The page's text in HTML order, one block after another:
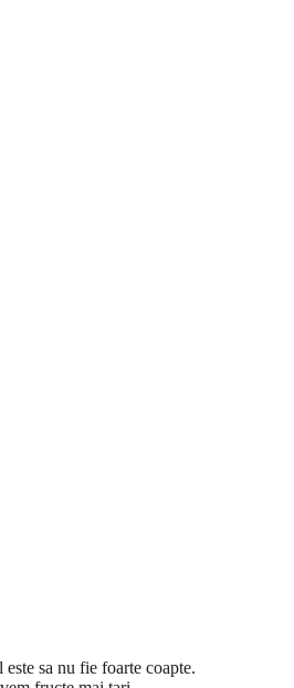
sa nu fie foarte coapte.